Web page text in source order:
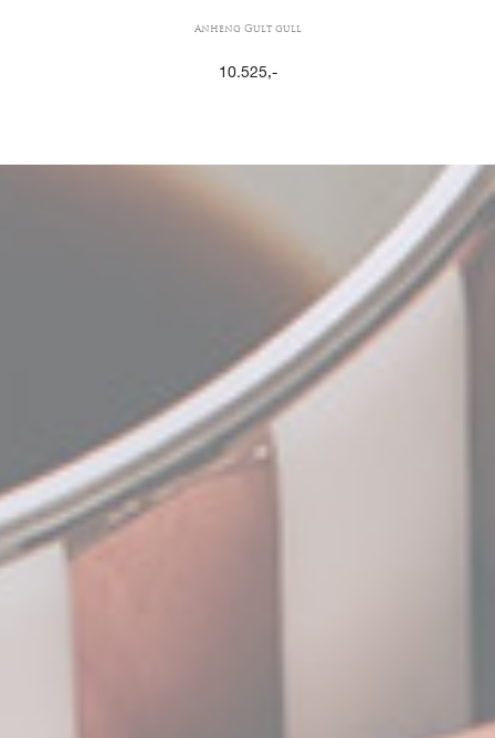
Anheng Gult gull
10.525,-